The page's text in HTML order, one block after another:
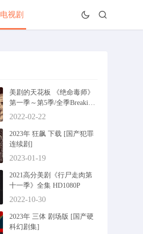
电视剧
美剧的天花板 《绝命毒师》
第一季～第5季/全季Breaking
Bad迅雷下载
2022-02-22
2023年 狂飙 下载 [国产犯罪
连续剧]
2023-01-19
2021高分美剧《行尸走肉第
十一季》全集 HD1080P
2022-10-30
2023年 三体 剧场版 [国产硬
科幻剧集]